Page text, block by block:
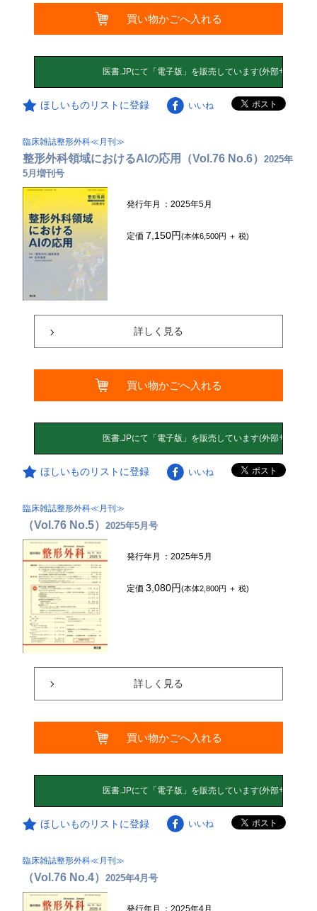
買い物かごへ入れる
ほしいものリストに登録 いいね
臨床雑誌整形外科≪月刊≫
整形外科領域におけるAIの応用（Vol.76 No.6）2025年
5月増刊号
発行年月 ：2025年5月
定価 7,150円(本体6,500円 ＋ 税)
詳しく見る
買い物かごへ入れる
ほしいものリストに登録 いいね
臨床雑誌整形外科≪月刊≫
（Vol.76 No.5）2025年5月号
発行年月 ：2025年5月
定価3,080円(本体2,800円 ＋ 税)
詳しく見る
買い物かごへ入れる
ほしいものリストに登録 いいね
臨床雑誌整形外科≪月刊≫
（Vol.76 No.4）2025年4月号
発行年月 ：2025年4月